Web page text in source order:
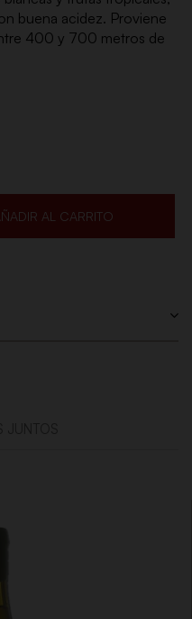
buena acidez. Proviene
400 y 700 metros de
AL CARRITO